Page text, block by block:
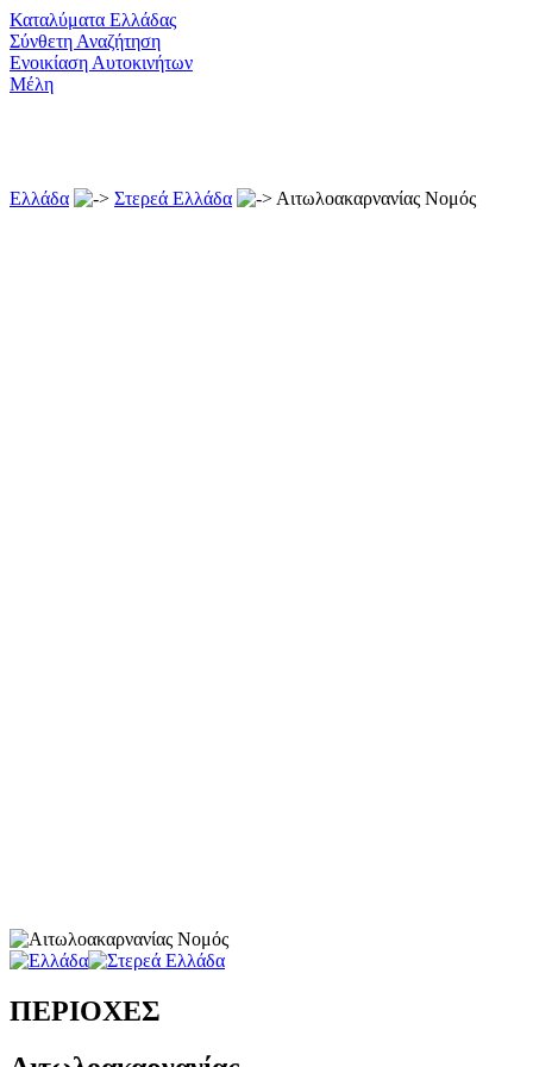
Καταλύματα Ελλάδας
Σύνθετη Αναζήτηση
Ενοικίαση Αυτοκινήτων
Μέλη
Ελλάδα Στερεά Ελλάδα Αιτωλοακαρνανίας Νομός
ΠΕΡΙΟΧΕΣ